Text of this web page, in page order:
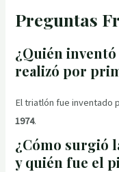
Preguntas
¿Quién
realizó por
El triatlón fue inventado
1974.
¿Cómo surgió
y quién fue el